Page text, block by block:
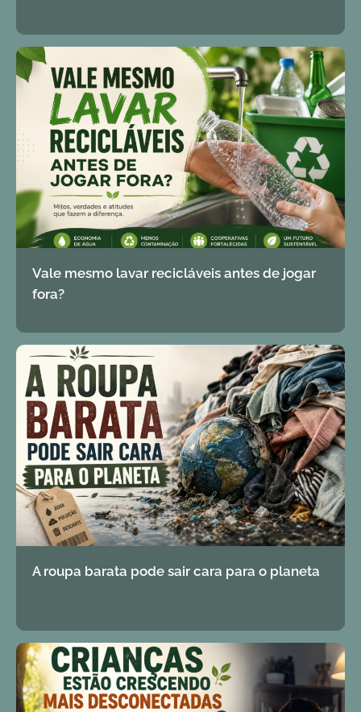
Vale mesmo lavar recicláveis antes de jogar
fora?
A roupa barata pode sair cara para o planeta